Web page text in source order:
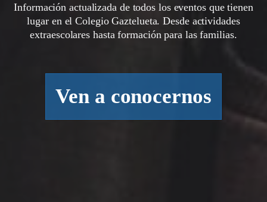
Información actualizada de todos los eventos que tienen
lugar en el Colegio Gaztelueta. Desde actividades
extraescolares hasta formación para las familias.
Ven a conocernos